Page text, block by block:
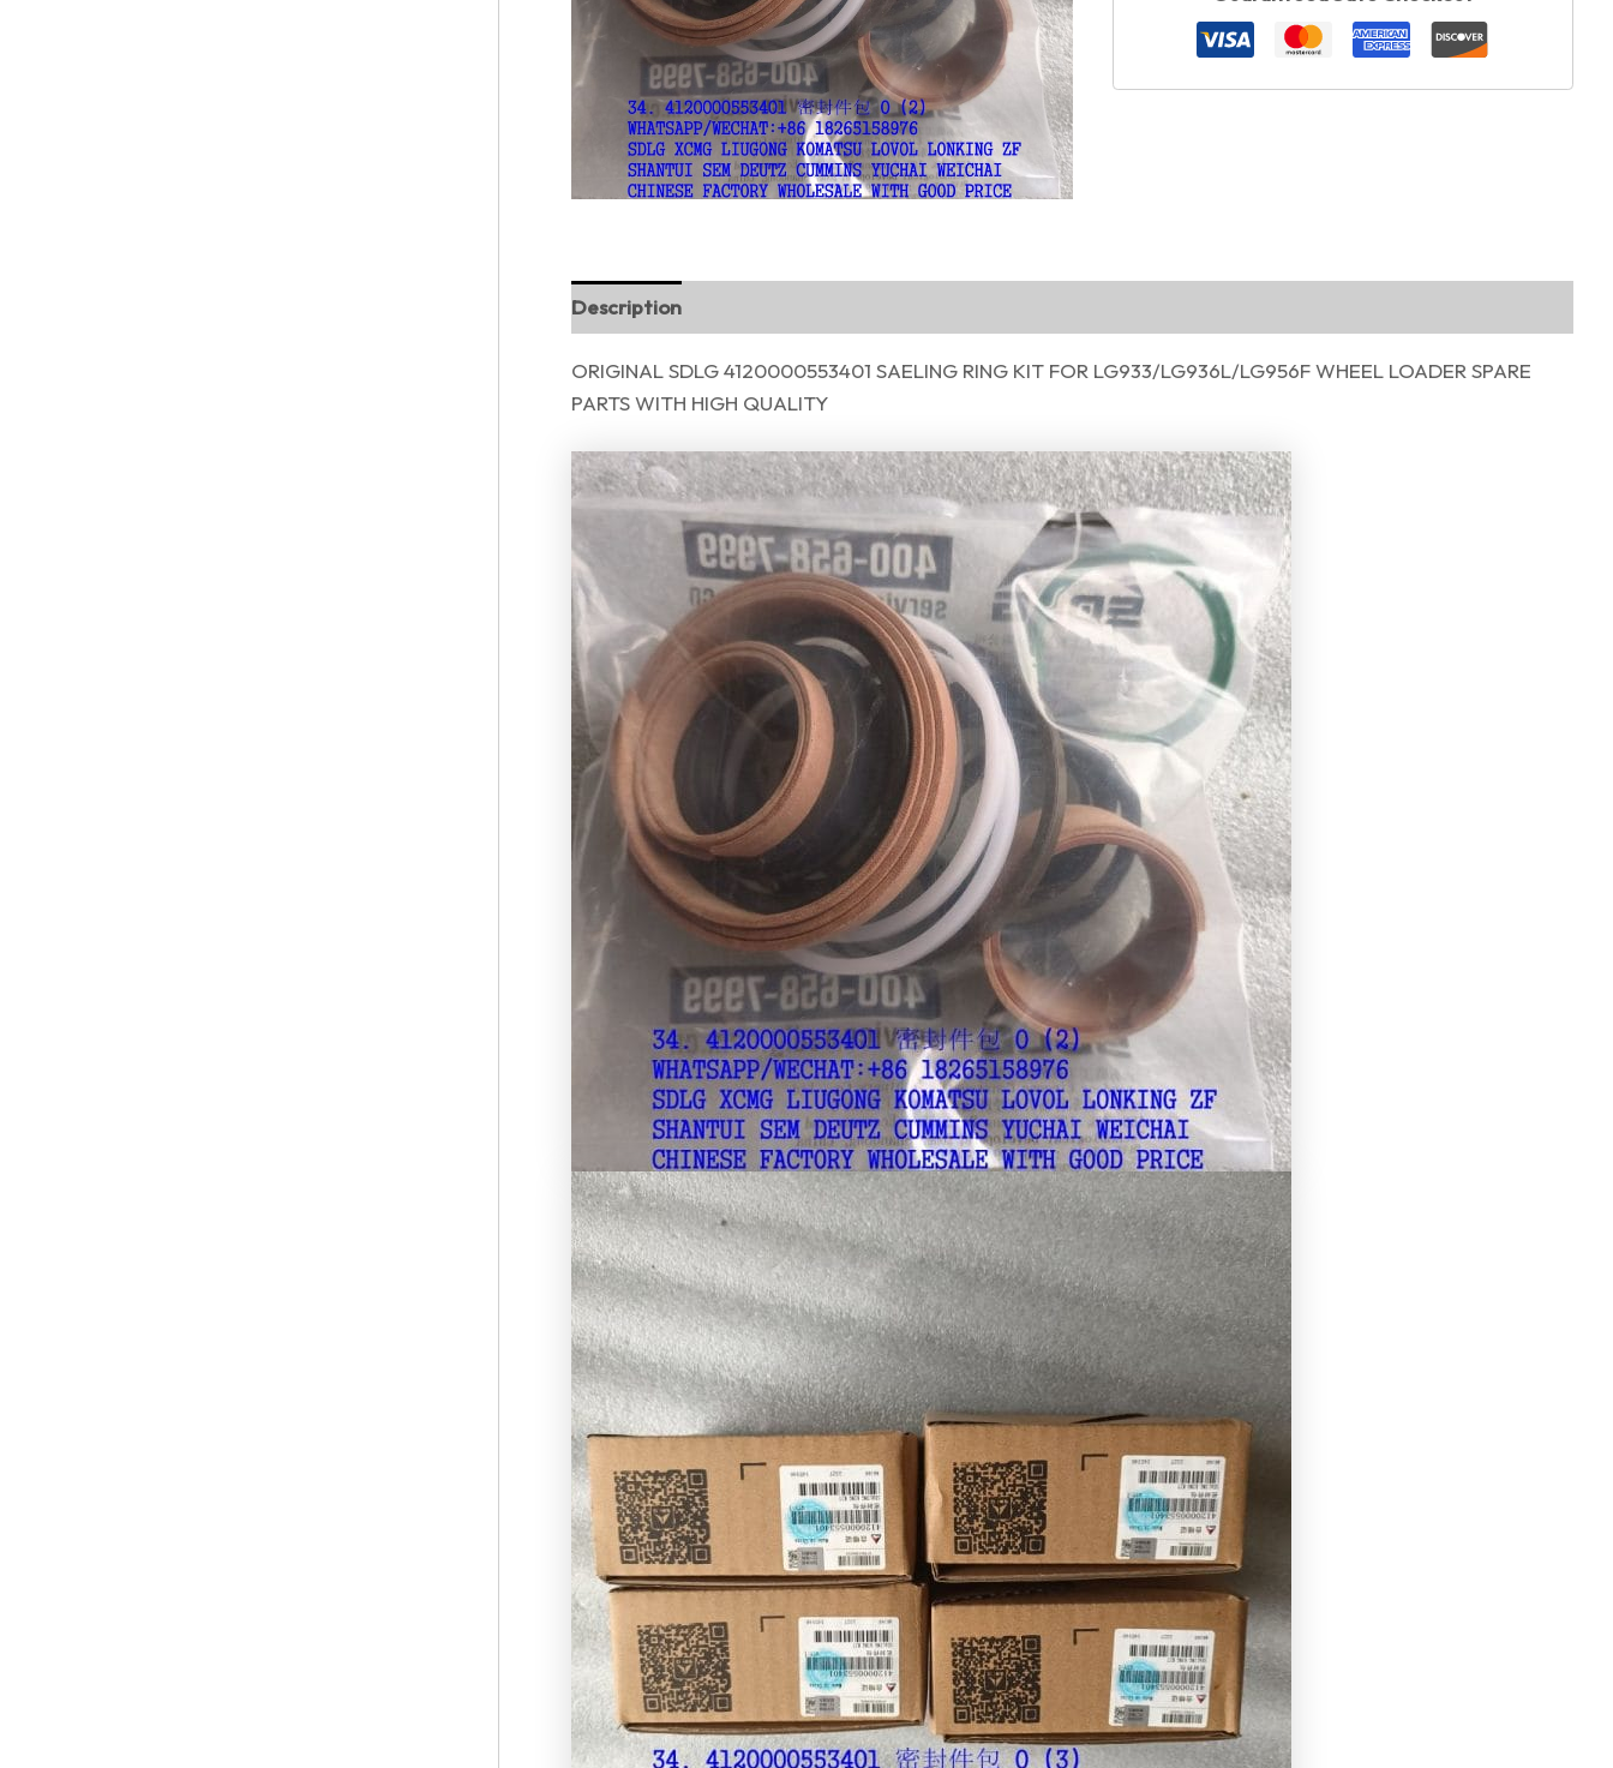
Description
ORIGINAL SDLG 4120000553401 SAELING RING KIT FOR LG933/LG936L/LG956F WHEEL LOADER SPARE
PARTS WITH HIGH QUALITY